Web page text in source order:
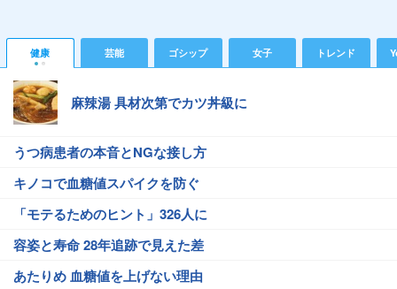
健康 芸能 ゴシップ 女子 トレンド
麻辣湯 具材次第でカツ丼級に
うつ病患者の本音とNGな接し方
キノコで血糖値スパイクを防ぐ
「モテるためのヒント」326人に
容姿と寿命 28年追跡で見えた差
あたりめ 血糖値を上げない理由